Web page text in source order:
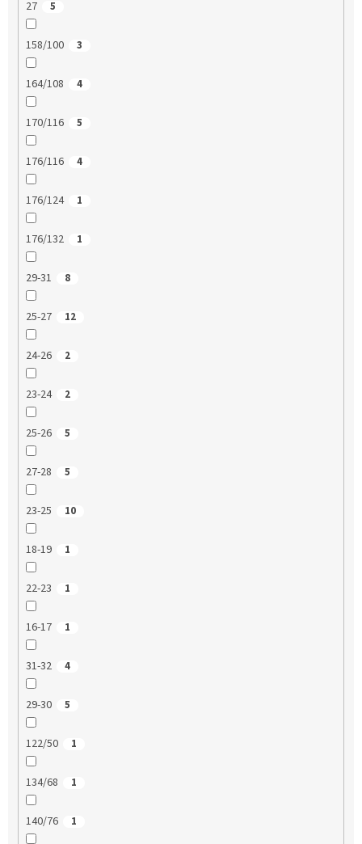
27 5
158/100 3
164/108 4
170/116 5
176/116 4
176/124 1
176/132 1
29-31 8
25-27 12
24-26 2
23-24 2
25-26 5
27-28 5
23-25 10
18-19 1
22-23 1
16-17 1
31-32 4
29-30 5
122/50 1
134/68 1
140/76 1